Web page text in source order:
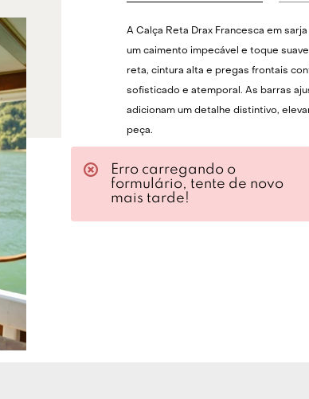
A Calça Reta Drax Francesca em
um caimento impecável e toque
reta, cintura alta e pregas frontais
sofisticado e atemporal. As barras
adicionam um detalhe distintivo,
peça.
Ideal para compor looks elegantes
trabalho ou eventos casuais chiques,
Erro carregando o
formulário, tente de novo
mais tarde!